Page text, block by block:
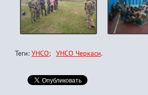
Теги: УНСО УНСО Черкаси